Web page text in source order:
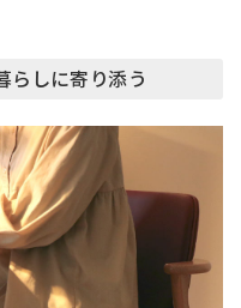
らしに寄り添う